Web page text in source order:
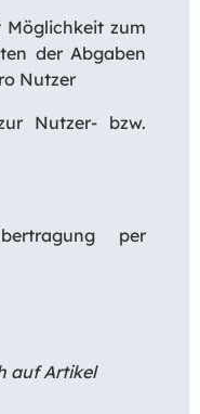
Möglichkeit zum
der Abgaben
Nutzer
Nutzer- bzw.
per
auf Artikel